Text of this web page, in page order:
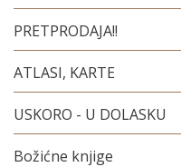
PRETPRODAJA!!
ATLASI, KARTE
USKORO - U DOLASKU
Božićne knjige